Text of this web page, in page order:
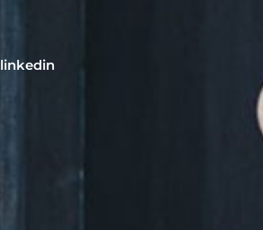
linkedin